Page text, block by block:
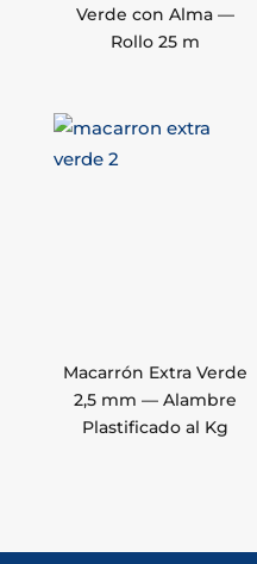
Verde con Alma —
Rollo 25 m
Macarrón Extra Verde
2,5 mm — Alambre
Plastificado al Kg